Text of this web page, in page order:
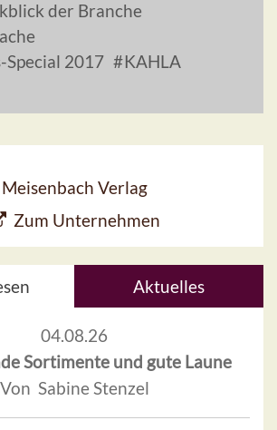
der Branche
2017
KAHLA
Meisenbach Verlag
Zum Unternehmen
Aktuelles
04.08.26
Sortimente und gute Laune
Von Sabine Stenzel